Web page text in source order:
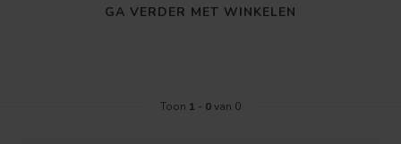
GA VERDER MET WINKELEN
Toon 1 - 0van 0